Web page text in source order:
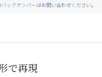
バックナンバーはお問い合わせください。
で再現